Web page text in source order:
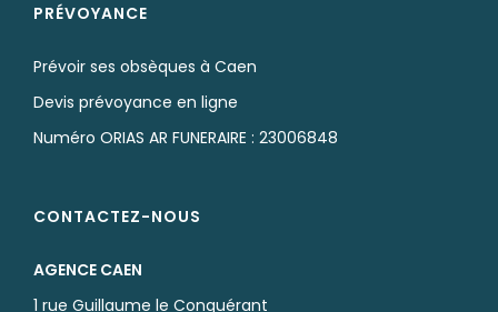
PRÉVOYANCE
Prévoir ses obsèques à Caen
Devis prévoyance en ligne
Numéro ORIAS AR FUNERAIRE : 23006848
CONTACTEZ-NOUS
AGENCE CAEN
1 rue Guillaume le Conquérant